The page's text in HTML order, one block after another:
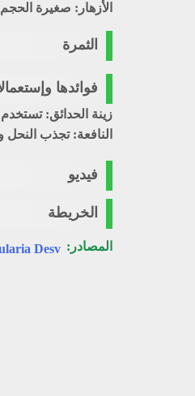
الأزهار: صغيرة
الثمرة
فوائدها
زينة الحدائق:
النافعة: تجذب
فيديو
الخريطة
المصادر: Desv